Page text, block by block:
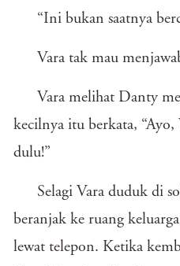
“Ini bukan saatnya
Vara tak mau
Vara melihat Danty
kecilnya itu berkata, “Ayo,
dulu!”
Selagi Vara duduk di
beranjak ke ruang
lewat telepon. Ketika